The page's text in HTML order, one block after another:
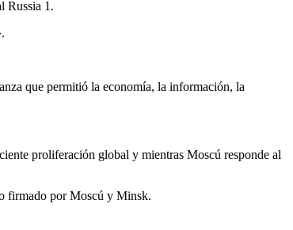
Russia 1.
que permitió la economía, la información, la
proliferación global y mientras Moscú responde al
firmado por Moscú y Minsk.